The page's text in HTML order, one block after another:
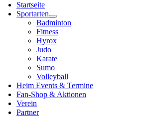
Startseite
Sportarten
Badminton
Fitness
Hyrox
Judo
Karate
Sumo
Volleyball
Heim Events & Termine
Fan-Shop & Aktionen
Verein
Partner